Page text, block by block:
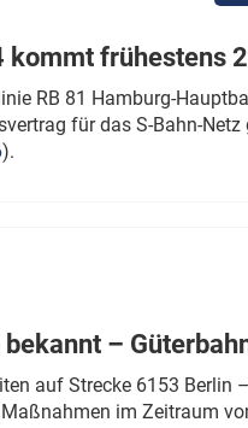
kommt frühestens
RB 81 Hamburg-
für das S-Bahn-
).
–
auf Strecke 6153
im Zeitraum